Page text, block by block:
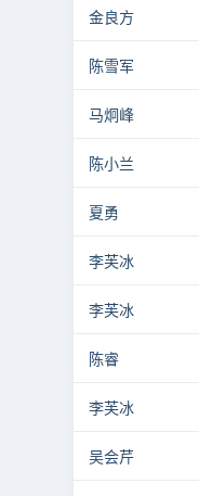
金良方
陈雪军
马炯峰
陈小兰
夏勇
李芙冰
李芙冰
陈睿
李芙冰
吴会芹